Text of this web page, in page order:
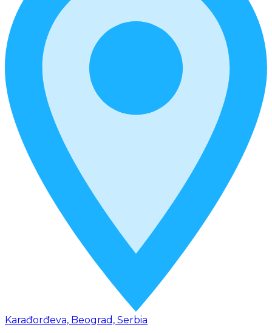
Karađorđeva, Beograd, Serbia